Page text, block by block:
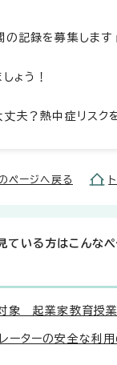
の記録を募集します
ょう！
夫？熱中症リスク
ページへ戻る
ている方はこんな
象 起業家教育授業
ーターの安全な利